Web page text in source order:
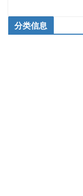
分类信息